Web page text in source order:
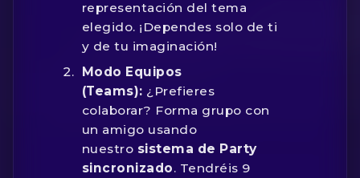
representación del tema
elegido. ¡Dependes solo de ti
y de tu imaginación!
Modo Equipos
(Teams): ¿Prefieres
colaborar? Forma grupo con
un amigo usando
nuestro sistema de Party
sincronizado. Tendréis 9